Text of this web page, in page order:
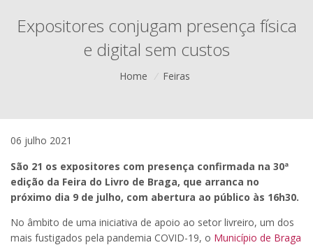
Expositores conjugam presença física
e digital sem custos
Home / Feiras
06 julho 2021
São 21 os expositores com presença confirmada na 30ª
edição da Feira do Livro de Braga, que arranca no
próximo dia 9 de julho, com abertura ao público às 16h30.
No âmbito de uma iniciativa de apoio ao setor livreiro, um dos
mais fustigados pela pandemia COVID-19, o Município de Braga